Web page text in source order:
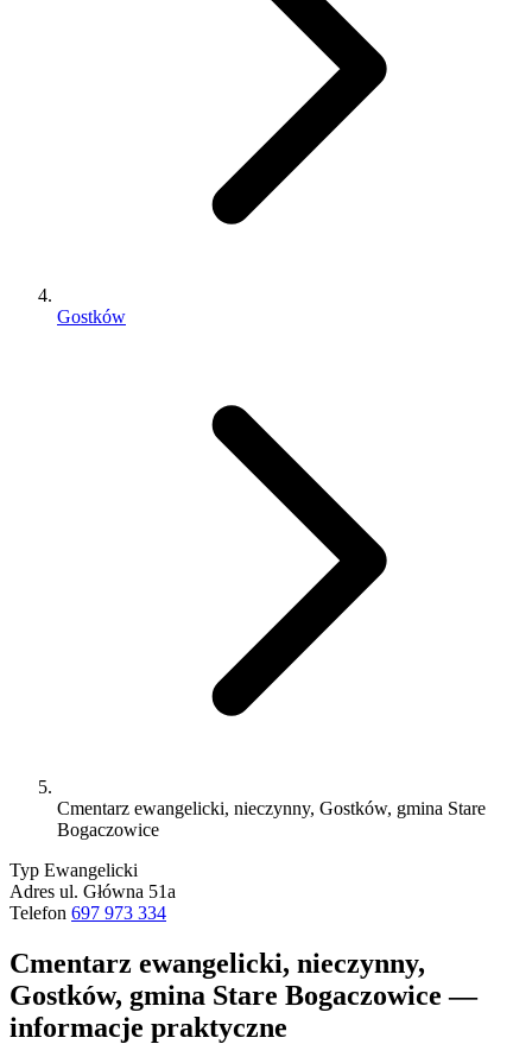
Gostków
Cmentarz ewangelicki, nieczynny, Gostków, gmina Stare
Bogaczowice
Typ Ewangelicki
Adres ul. Główna 51a
Telefon 697 973 334
Cmentarz ewangelicki, nieczynny,
Gostków, gmina Stare Bogaczowice —
informacje praktyczne